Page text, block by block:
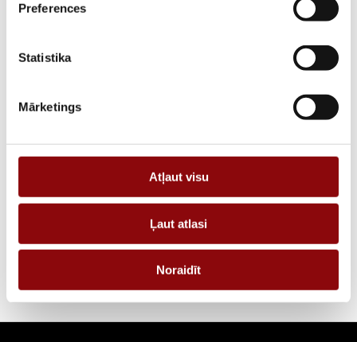
Preferences
Statistika
Mārketings
Atļaut visu
Ļaut atlasi
Noraidīt
PIEGĀDES LAIKS, JA PRECE NAV
12 nedēļas
APRAKSTS
PIEPRASĪT PIEDĀVĀJUMU
Informācija
IZMĒRI 40x20x20 cm
RAŽOTĀJS Energolukss